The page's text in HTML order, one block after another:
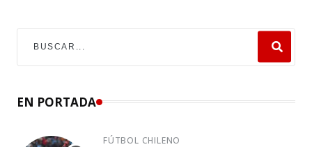
EN PORTADA
FÚTBOL CHILENO